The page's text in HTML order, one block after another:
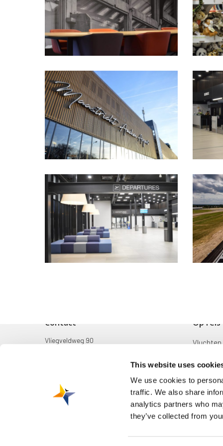
This website uses
We use cookies to
traffic. We also share
analytics partners who
they’ve collected from
DSC_3124 DSC_3156
DSC_3181
medium
Contact
Vliegveldweg 90
infodesk@maa.nl
Op reis
Vluchten
Mijn reis
Zoek &